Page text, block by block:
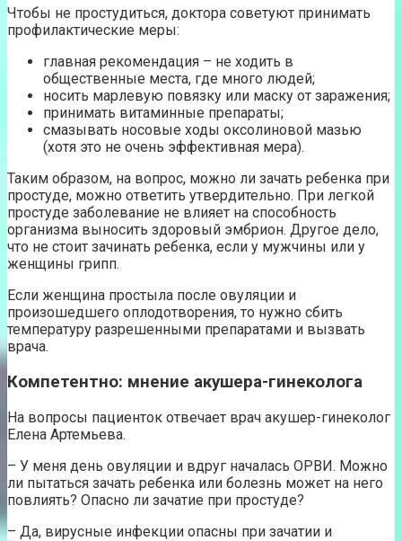
Чтобы не простудиться, доктора советуют принимать
профилактические меры:
главная рекомендация – не ходить в
общественные места, где много людей;
носить марлевую повязку или маску от заражения;
принимать витаминные препараты;
смазывать носовые ходы оксолиновой мазью
(хотя это не очень эффективная мера).
Таким образом, на вопрос, можно ли зачать ребенка при
простуде, можно ответить утвердительно. При легкой
простуде заболевание не влияет на способность
организма выносить здоровый эмбрион. Другое дело,
что не стоит зачинать ребенка, если у мужчины или у
женщины грипп.
Если женщина простыла после овуляции и
произошедшего оплодотворения, то нужно сбить
температуру разрешенными препаратами и вызвать
врача.
Компетентно: мнение акушера-гинеколога
На вопросы пациенток отвечает врач акушер-гинеколог
Елена Артемьева.
– У меня день овуляции и вдруг началась ОРВИ. Можно
ли пытаться зачать ребенка или болезнь может на него
повлиять? Опасно ли зачатие при простуде?
– Да, вирусные инфекции опасны при зачатии и